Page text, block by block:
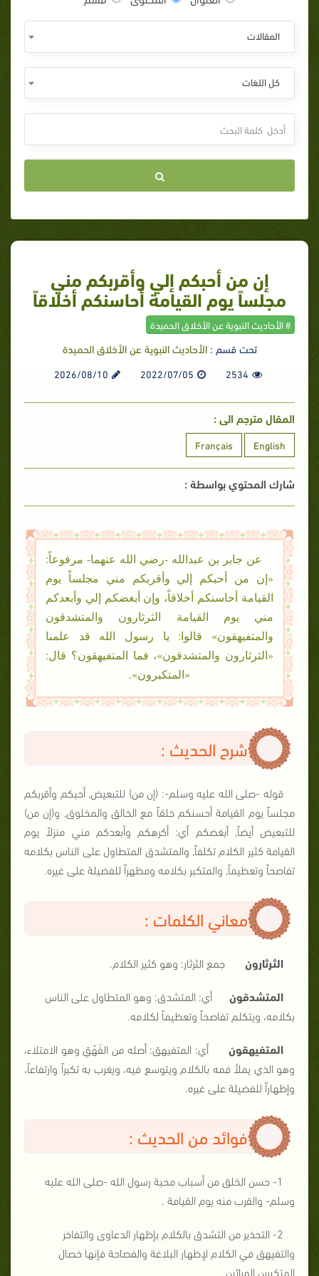
المقالات
كل اللغات
إن من أحبكم إلي وأقربكم مني
مجلساً يوم القيامة أحاسنكم أخلاقاً
# الأحاديث النبوية عن الأخلاق الحميدة
تحت قسم :الأحاديث النبوية عن الأخلاق الحميدة
2534
2022/07/05
2026/08/10
المقال مترجم الى :
English
Français
شارك المحتوي بواسطة :
عن جابر بن عبدالله -رضي الله عنهما- مرفوعاً:
«إن من أحبكم إلي وأقربكم مني مجلساً يوم
القيامة أحاسنكم أخلاقاً، وإن أبغضكم إلي وأبعدكم
مني يوم القيامة الثرثارون والمتشدقون
والمتفيهقون» قالوا: يا رسول الله قد علمنا
«الثرثارون والمتشدقون»، فما المتفيهقون؟ قال:
«المتكبرون».
شرح الحديث :
قوله -صلى الله عليه وسلم-: (إن من) للتبعيض, أحبكم وأقربكم
مجلساً يوم القيامة أحسنكم خلقاً مع الخالق والمخلوق, و(إن من)
للتبعيض أيضاً, أبغضكم أي: أكرهكم وأبعدكم مني منزلاً يوم
القيامة كثير الكلام تكلفاً, والمتشدق المتطاول على الناس بكلامه
تفاصحاً وتعظيماً, والمتكبر بكلامه ومظهراً للفضيلة على غيره.
معاني الكلمات :
الثرثارون جمع الثرثار: وهو كثير الكلام.
المتشدقون أي: المتشدق: وهو المتطاول على الناس
بكلامه، ويتكلم تفاصحاً وتعظيماً لكلامه.
المتفيهقون
أي: المتفيهق: أصله من الفَهْقِ وهو الامتلاء،
وهو الذي يملأ فمه بالكلام ويتوسع فيه، ويغرب به تكبراً وارتفاعاً،
وإظهاراً للفضيلة على غيره.
فوائد من الحديث :
1- حسن الخلق من أسباب محبة رسول الله -صلى الله عليه
وسلم- والقرب منه يوم القيامة .
2- التحذير من التشدق بالكلام بإظهار الدعاوى والتفاخر
والتفيهق في الكلام لإظهار البلاغة والفصاحة فإنها خصال
المتكبرين المرائين .